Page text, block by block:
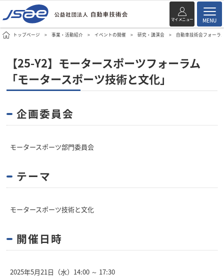
マイメニュー MENU
トップページ 事業・活動紹介 イベントの開催 研究・講演会 自動車技術会フォーラ
【25-Y2】モータースポーツフォーラム
「モータースポーツ技術と文化」
企画委員会
モータースポーツ部門委員会
テーマ
モータースポーツ技術と文化
開催日時
2025年5月21日（水）14:00 ～ 17:30